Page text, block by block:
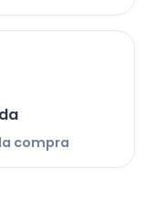
compra